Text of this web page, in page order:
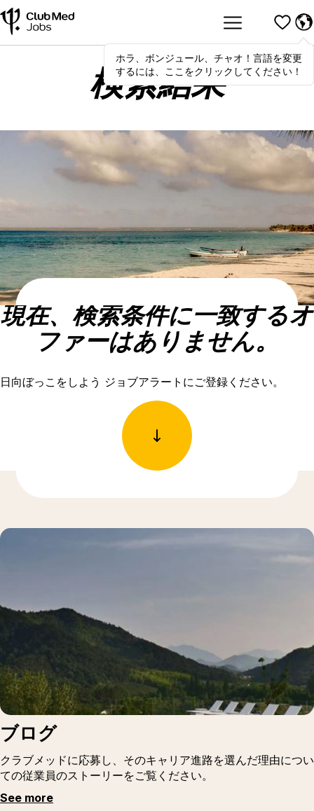
Hola,bonjour, ciao! To switch
languages, click here!
ホラ、ボンジュール、チャオ！言語を変更
するには、ここをクリックしてください！
検索結果
現在、検索条件に一致するオ
ファーはありません。
日向ぼっこをしよう ジョブアラートにご登録ください。
ブログ
クラブメッドに応募し、そのキャリア進路を選んだ理由につい
ての従業員のストーリーをご覧ください。
See more